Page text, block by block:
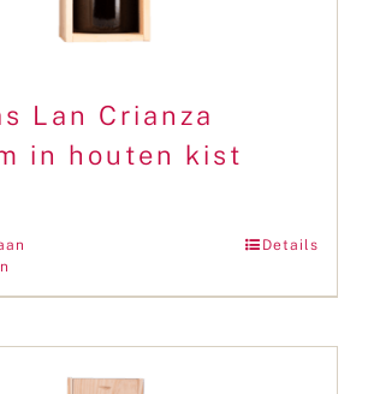
Lan Crianza
in houten kist
Details